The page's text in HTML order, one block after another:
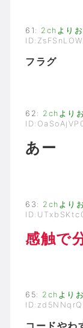
61 : 2chより
フラグ
62 : 2chより
あー
63 : 2chより
感触で
65: 2chより